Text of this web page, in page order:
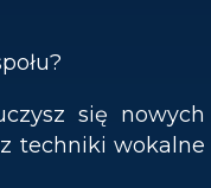
się nowych
techniki wokalne